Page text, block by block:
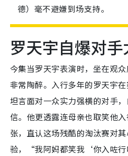
德）毫不避嫌到场支持。
罗天宇自爆对
今集当罗天宇表演时，坐在观众
非常陶醉。入行多年的罗天宇在
坦言面对一众实力强横的对手
信。他更透露连母亲也取笑他
张，直认这场残酷的淘汰赛对
验，“我阿妈都笑我‘你入咗